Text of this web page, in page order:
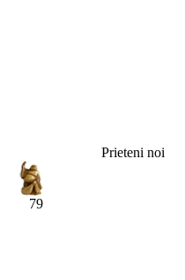
Prieteni noi
79